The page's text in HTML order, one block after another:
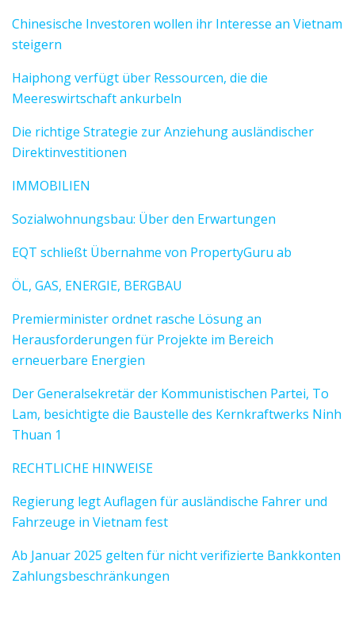
Chinesische Investoren wollen ihr Interesse an Vietnam
steigern
Haiphong verfügt über Ressourcen, die die
Meereswirtschaft ankurbeln
Die richtige Strategie zur Anziehung ausländischer
Direktinvestitionen
IMMOBILIEN
Sozialwohnungsbau: Über den Erwartungen
EQT schließt Übernahme von PropertyGuru ab
ÖL, GAS, ENERGIE, BERGBAU
Premierminister ordnet rasche Lösung an
Herausforderungen für Projekte im Bereich
erneuerbare Energien
Der Generalsekretär der Kommunistischen Partei, To
Lam, besichtigte die Baustelle des Kernkraftwerks Ninh
Thuan 1
RECHTLICHE HINWEISE
Regierung legt Auflagen für ausländische Fahrer und
Fahrzeuge in Vietnam fest
Ab Januar 2025 gelten für nicht verifizierte Bankkonten
Zahlungsbeschränkungen